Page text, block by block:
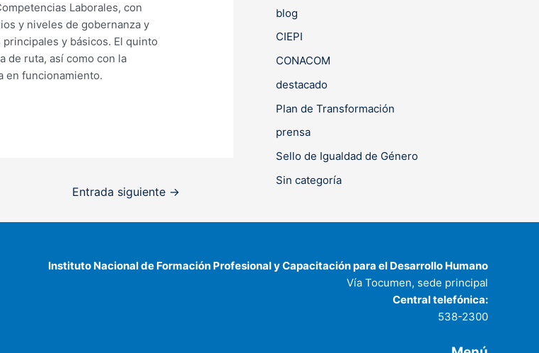
Laborales, con
y niveles de gobernanza y
y básicos. El quinto
de ruta, así como con la
en funcionamiento.
Entrada siguiente →
blog
CIEPI
CONACOM
destacado
Plan de Transformación
prensa
Sello de Igualdad de Género
Sin categoría
Instituto Nacional de Formación Profesional y Capacitación para el Desarrollo Humano
Vía Tocumen, sede principal
Central telefónica:
538-2300